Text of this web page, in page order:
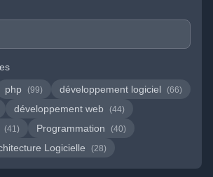
php (99) développement logiciel (66)
développement web (44)
(41) Programmation (40)
Logicielle (28)